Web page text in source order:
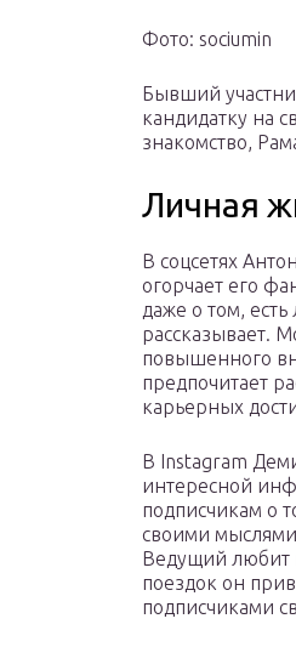
Фото: sociumin
Бывший
кандидатку на
знакомство,
Личная
В соцсетях
огорчает его
даже о том,
рассказывает.
повышенного
предпочитает
карьерных
В Instagram
интересной
подписчикам о
своими
Ведущий любит
поездок он
подписчиками